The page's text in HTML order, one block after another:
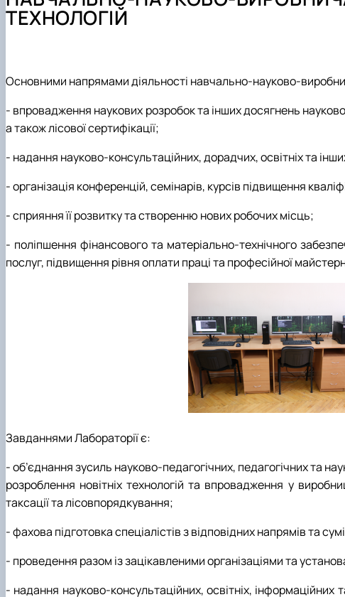
Науково-педагогічні працівники та навчально-допоміжний
Студентський науковий гурток «Таксатор»
Тематика випускних кваліфікаційних робіт
Навчально-методичне забезпечення
Наукові публікації
ТЕХНОЛОГІЙ
Основними напрямами діяльності навчально-науково-
- впровадження наукових розробок та інших досягнень
а також лісової сертифікації;
- надання науково-консультаційних, дорадчих, освітніх та
- організація конференцій, семінарів, курсів підвищення
- сприяння її розвитку та створенню нових робочих місць;
- поліпшення фінансового та матеріально-технічного
послуг, підвищення рівня оплати праці та професійної
Завданнями Лабораторії є:
- об’єднання зусиль науково-педагогічних, педагогічних та
розроблення новітніх технологій та впровадження у
таксації та лісовпорядкування;
- фахова підготовка спеціалістів з відповідних напрямів та
- проведення разом із зацікавленими організаціями та
- надання науково-консультаційних, освітніх,